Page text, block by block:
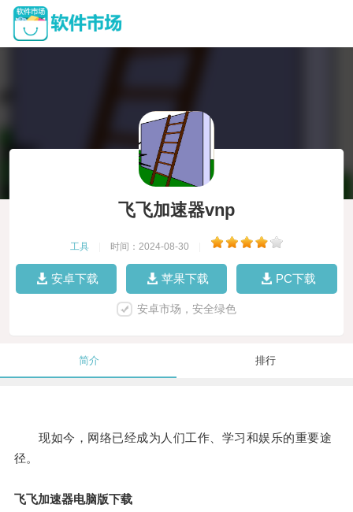
飞飞加速器vnp
工具 时间：2024-08-30
安卓下载 苹果下载 PC下载
安卓市场，安全绿色
简介 排行
现如今，网络已经成为人们工作、学习和娱乐的重要途
径。
飞飞加速器电脑版下载